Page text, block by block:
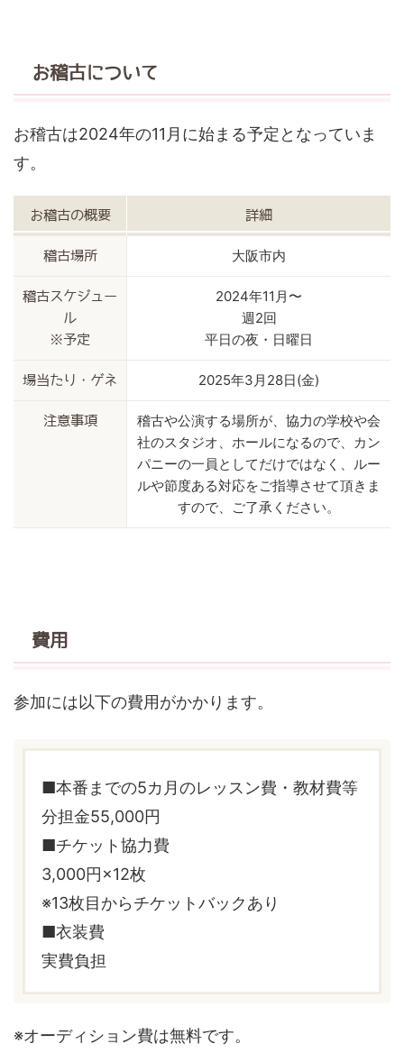
お稽古について
お稽古は2024年の11月に始まる予定となっていま
す。
お稽古の概要 詳細
稽古場所 大阪市内
稽古スケジュー
ル
※予定
2024年11月〜
週2回
平日の夜・日曜日
場当たり・ゲネ 2025年3月28日(金)
注意事項
稽古や公演する場所が、協力の学校や会
社のスタジオ、ホールになるので、カン
パニーの一員としてだけではなく、ルー
ルや節度ある対応をご指導させて頂きま
すので、ご了承ください。
費用
参加には以下の費用がかかります。
■本番までの5カ月のレッスン費・教材費等
分担金55,000円
■チケット協力費
3,000円×12枚
※13枚目からチケットバックあり
■衣装費
実費負担
※オーディション費は無料です。